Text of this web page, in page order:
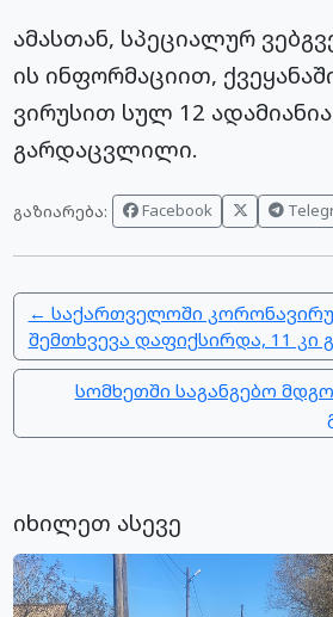
ამასთან, სპეციალურ
ის ინფორმაციით,
ვირუსით სულ 12 ადამიანია
გარდაცვლილი.
გაზიარება: Facebook
← საქართველოში
შემთხვევა დაფიქსირდა, 11
სომხეთში საგანგებო
იხილეთ ასევე